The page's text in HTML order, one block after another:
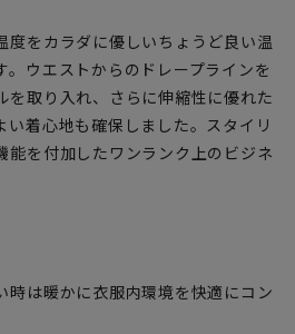
度をカラダに優しいちょうど良い温
。ウエストからのドレープラインを
を取り入れ、さらに伸縮性に優れた
い着心地も確保しました。スタイリ
能を付加したワンランク上のビジネ
時は暖かに衣服内環境を快適にコン